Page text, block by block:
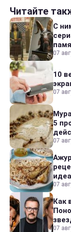
Читайте
С
07
10
07
5
07
07
Как
07